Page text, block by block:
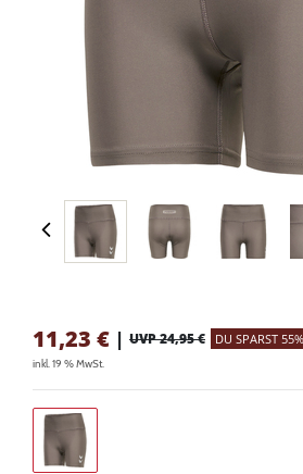
11,23 € | UVP 24,95 € DU SPARST 55%
inkl. 19 % MwSt.